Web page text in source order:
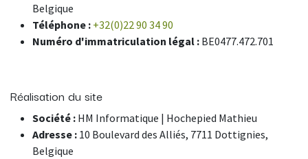
Belgique
Téléphone : +32(0)22 90 34 90
Numéro d'immatriculation légal : BE0477.472.701
Réalisation du site
Société : HM Informatique | Hochepied Mathieu
Adresse : 10 Boulevard des Alliés, 7711 Dottignies,
Belgique